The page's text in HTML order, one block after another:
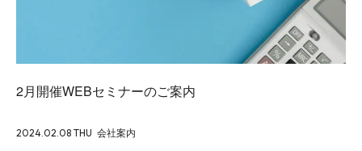
2月開催WEBセミナーのご案内
2024.02.08 THU 会社案内